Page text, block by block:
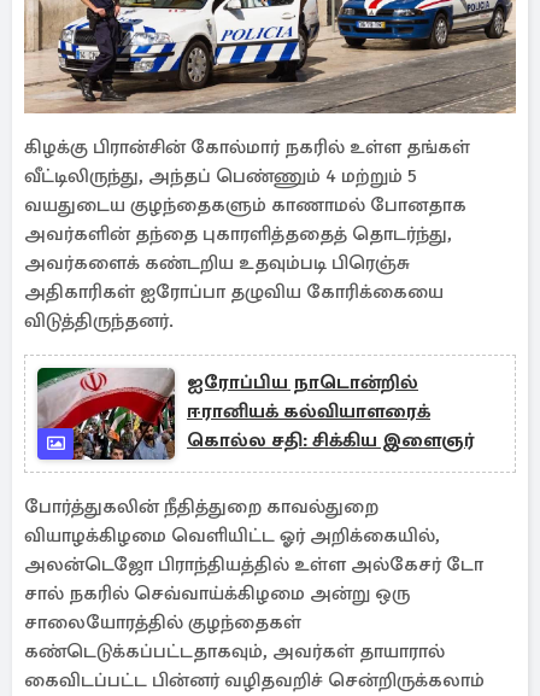
கிழக்கு பிரான்சின் கோல்மார் நகரில் உள்ள தங்கள்
வீட்டிலிருந்து, அந்தப் பெண்ணும் 4 மற்றும் 5
வயதுடைய குழந்தைகளும் காணாமல் போனதாக
அவர்களின் தந்தை புகாரளித்ததைத் தொடர்ந்து,
அவர்களைக் கண்டறிய உதவும்படி பிரெஞ்சு
அதிகாரிகள் ஐரோப்பா தழுவிய கோரிக்கையை
விடுத்திருந்தனர்.
ஐரோப்பிய நாடொன்றில்
ஈரானியக் கல்வியாளரைக்
கொல்ல சதி: சிக்கிய இளைஞர்
போர்த்துகலின் நீதித்துறை காவல்துறை
வியாழக்கிழமை வெளியிட்ட ஓர் அறிக்கையில்,
அலன்டெஜோ பிராந்தியத்தில் உள்ள அல்கேசர் டோ
சால் நகரில் செவ்வாய்க்கிழமை அன்று ஒரு
சாலையோரத்தில் குழந்தைகள்
கண்டெடுக்கப்பட்டதாகவும், அவர்கள் தாயாரால்
கைவிடப்பட்ட பின்னர் வழிதவறிச் சென்றிருக்கலாம்